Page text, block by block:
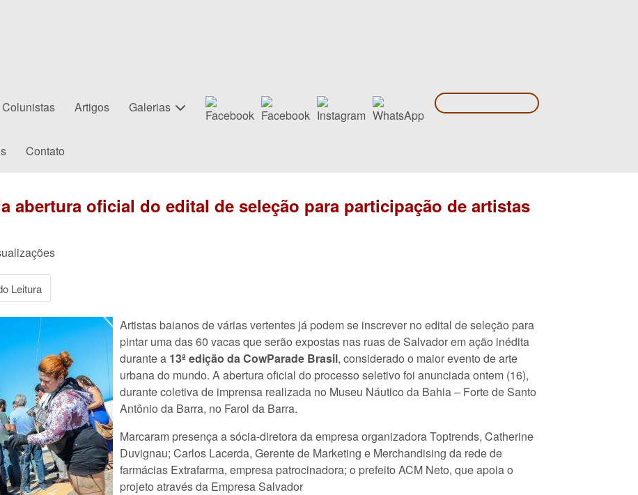
Colunistas Artigos Galerias
Contato
abertura oficial do edital de seleção para participação de artistas
Leitura
Artistas baianos de várias vertentes já podem se inscrever no edital de seleção para
pintar uma das 60 vacas que serão expostas nas ruas de Salvador em ação inédita
durante a 13ª edição daCowParade Brasil, considerado o maior evento de arte
urbana do mundo. A abertura oficial do processo seletivo foi anunciada ontem (16),
durante coletiva de imprensa realizada no Museu Náutico da Bahia – Forte de Santo
Antônio da Barra, no Farol da Barra.
Marcaram presença a sócia-diretora da empresa organizadora Toptrends, Catherine
Duvignau; Carlos Lacerda, Gerente de Marketing e Merchandising da rede de
farmácias Extrafarma, empresa patrocinadora; o prefeito ACM Neto, que apoia o
projeto através da Empresa Salvador